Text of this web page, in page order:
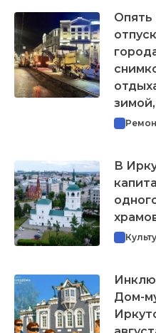
Опять
В
Дом-